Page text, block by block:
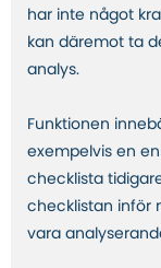
har inte något
kan däremot ta
analys.
Funktionen
exempelvis en
checklista
checklistan inför
vara